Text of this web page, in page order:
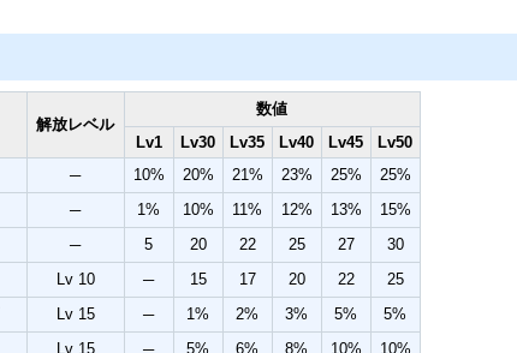
解放レベル
数値
Lv1
Lv30 Lv35 Lv40 Lv45
Lv50
─ 10% 20% 21% 23% 25%
25%
─ 1% 10% 11% 12% 13%
15%
─ 5 20 22 25 27
30
Lv 10 ─ 15 17 20 22
25
Lv 15 ─ 1% 2% 3% 5%
5%
Lv 15 ─ 5% 6% 8% 10%
10%